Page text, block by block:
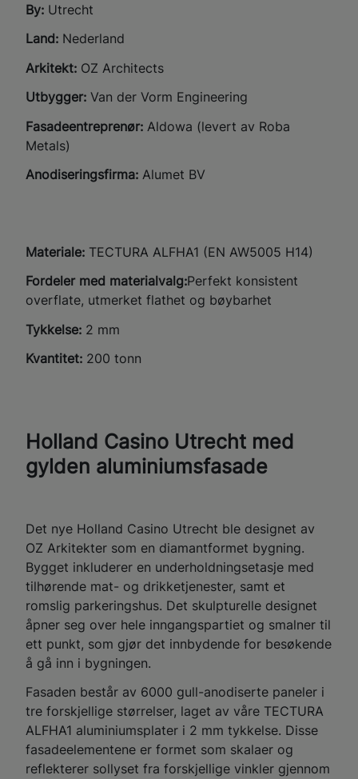
By: Utrecht
Land: Nederland
Arkitekt: OZ Architects
Utbygger: Van der Vorm Engineering
Fasadeentreprenør: Aldowa (levert av Roba
Metals)
Anodiseringsfirma: Alumet BV
Materiale: TECTURA ALFHA1 (EN AW5005 H14)
Fordeler med materialvalg:Perfekt konsistent
overflate, utmerket flathet og bøybarhet
Tykkelse: 2 mm
Kvantitet: 200 tonn
Holland Casino Utrecht med
gylden aluminiumsfasade
Det nye Holland Casino Utrecht ble designet av
OZ Arkitekter som en diamantformet bygning.
Bygget inkluderer en underholdningsetasje med
tilhørende mat- og drikketjenester, samt et
romslig parkeringshus. Det skulpturelle designet
åpner seg over hele inngangspartiet og smalner til
ett punkt, som gjør det innbydende for besøkende
å gå inn i bygningen.
Fasaden består av 6000 gull-anodiserte paneler i
tre forskjellige størrelser, laget av våre TECTURA
ALFHA1 aluminiumsplater i 2 mm tykkelse. Disse
fasadeelementene er formet som skalaer og
reflekterer sollyset fra forskjellige vinkler gjennom